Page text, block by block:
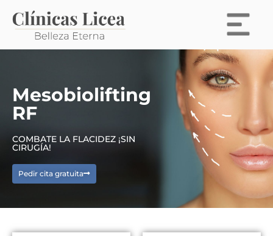
Mesobiolifting
RF
COMBATE LA FLACIDEZ ¡SIN
CIRUGÍA!
Pedir cita gratuita